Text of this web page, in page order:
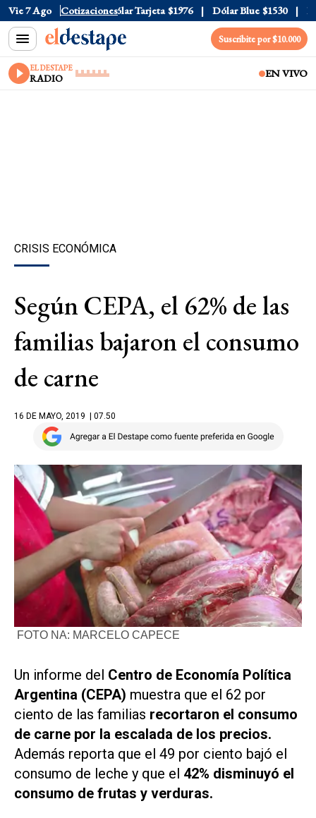
Vie 7 Ago Cotizaciones
Oficial $1520 Dólar Tarjeta $1976 Dólar Blue $1530
Suscribite por $10.000
EL DESTAPE
RADIO EN VIVO
CRISIS ECONÓMICA
Según CEPA, el 62% de las
familias bajaron el consumo
de carne
16 DE MAYO, 2019 | 07.50
FOTO NA: MARCELO CAPECE
Un informe del Centro de Economía Política
Argentina (CEPA) muestra que el 62 por
ciento de las familias recortaron el consumo
de carne por la escalada de los precios.
Además reporta que el 49 por ciento bajó el
consumo de leche y que el 42% disminuyó el
consumo de frutas y verduras.